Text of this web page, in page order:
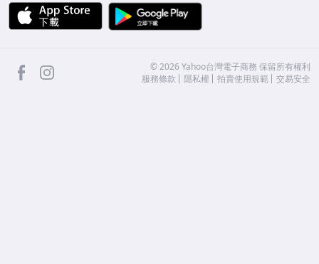
APP Store
facebook ©2026 Yahoo台灣電子商務 保留所有權利
服務條款
隱私權 拍賣使用規範 交易安全